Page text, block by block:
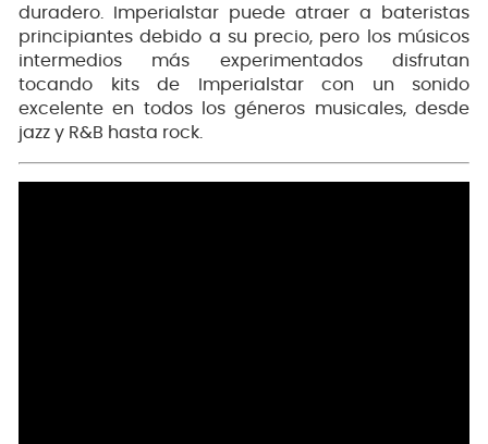
duradero. Imperialstar puede atraer a bateristas
principiantes debido a su precio, pero los músicos
intermedios más experimentados disfrutan
tocando kits de Imperialstar con un sonido
excelente en todos los géneros musicales, desde
jazz y R&B hasta rock.